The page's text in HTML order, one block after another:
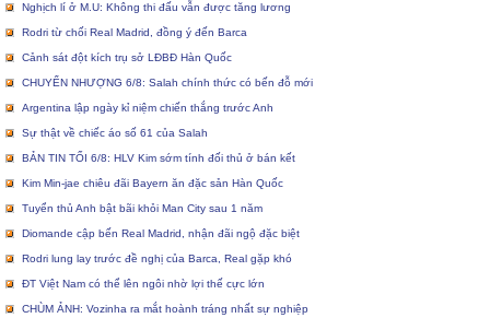
Nghịch lí ở M.U: Không thi đấu vẫn được tăng lương
Rodri từ chối Real Madrid, đồng ý đến Barca
Cảnh sát đột kích trụ sở LĐBĐ Hàn Quốc
CHUYỂN NHƯỢNG 6/8: Salah chính thức có bến đỗ mới
Argentina lập ngày kỉ niệm chiến thắng trước Anh
Sự thật về chiếc áo số 61 của Salah
BẢN TIN TỐI 6/8: HLV Kim sớm tính đối thủ ở bán kết
Kim Min-jae chiêu đãi Bayern ăn đặc sản Hàn Quốc
Tuyển thủ Anh bật bãi khỏi Man City sau 1 năm
Diomande cập bến Real Madrid, nhận đãi ngộ đặc biệt
Rodri lung lay trước đề nghị của Barca, Real gặp khó
ĐT Việt Nam có thể lên ngôi nhờ lợi thế cực lớn
CHÙM ẢNH: Vozinha ra mắt hoành tráng nhất sự nghiệp